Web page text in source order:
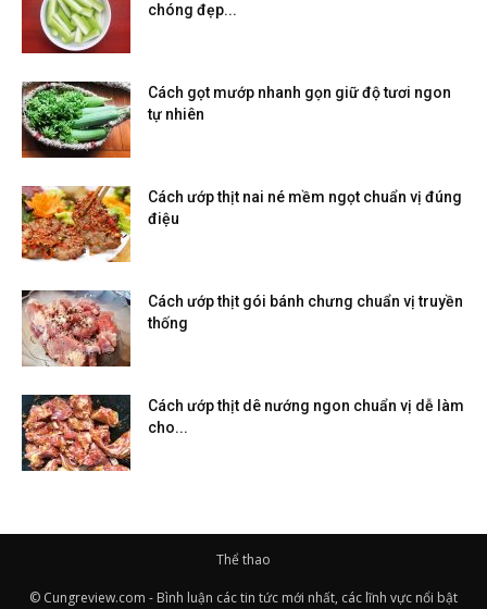
chóng đẹp...
Cách gọt mướp nhanh gọn giữ độ tươi ngon
tự nhiên
Cách ướp thịt nai né mềm ngọt chuẩn vị đúng
điệu
Cách ướp thịt gói bánh chưng chuẩn vị truyền
thống
Cách ướp thịt dê nướng ngon chuẩn vị dễ làm
cho...
Thể thao
© Cungreview.com - Bình luận các tin tức mới nhất, các lĩnh vực nổi bật